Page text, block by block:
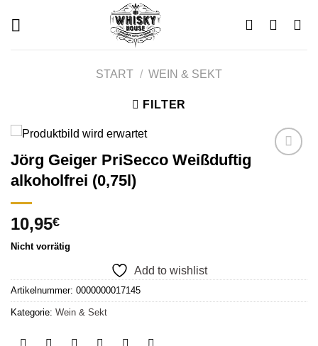
START / WEIN & SEKT
FILTER
Jörg Geiger PriSecco Weißduftig
alkoholfrei (0,75l)
10,95€
Nicht vorrätig
Add to wishlist
Artikelnummer: 0000000017145
Kategorie: Wein & Sekt